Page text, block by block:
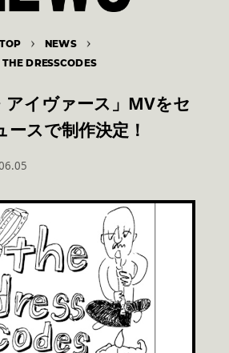
TOP NEWS
THE DRESSCODES
アイヴァース」MVをセ
スで制作決定！